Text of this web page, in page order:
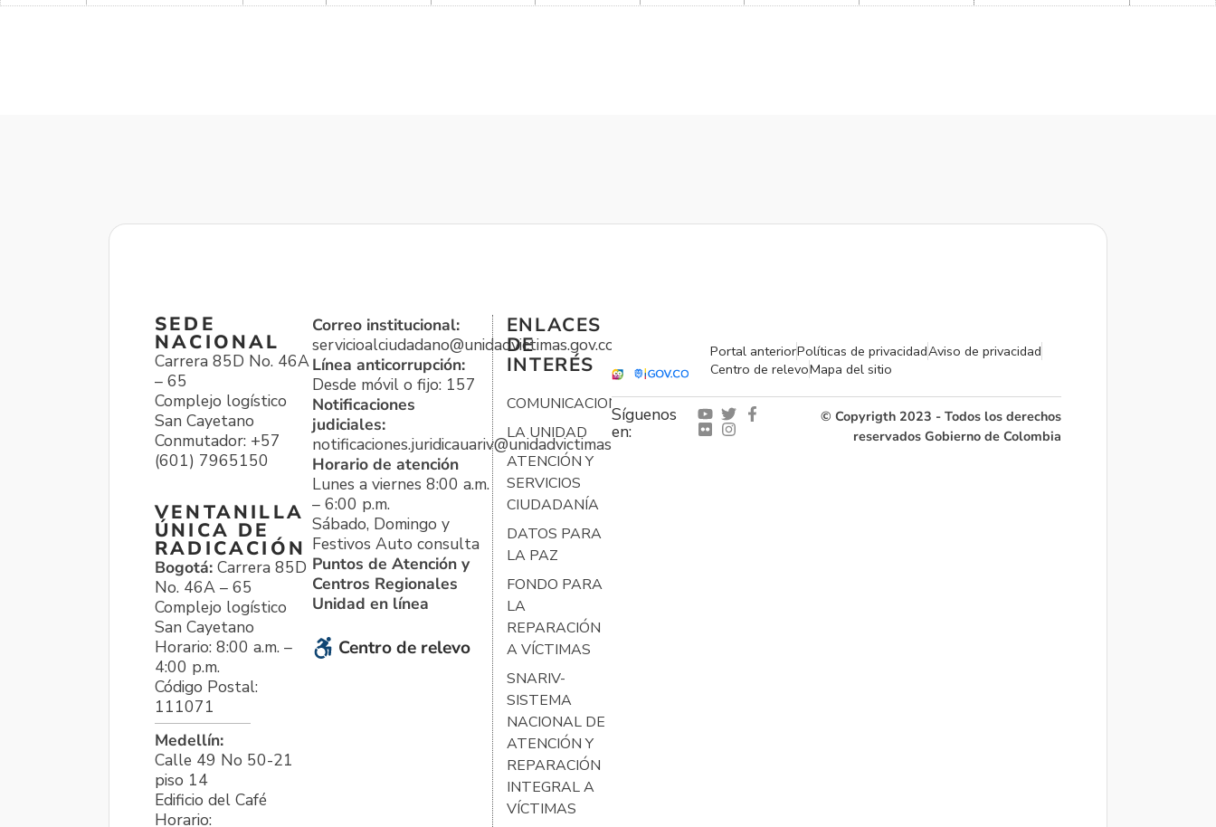
SEDE
NACIONAL
Carrera 85D No. 46A
– 65
Complejo logístico
San Cayetano
Conmutador: +57
(601) 7965150
VENTANILLA
ÚNICA DE
RADICACIÓN
Bogotá: Carrera 85D
No. 46A – 65
Complejo logístico
San Cayetano
Horario: 8:00 a.m. –
4:00 p.m.
Código Postal:
111071
Medellín:
Calle 49 No 50-21
piso 14
Edificio del Café
Horario:
Correo institucional:
servicioalciudadano@unidadvictimas.gov.co
Línea anticorrupción:
Desde móvil o fijo: 157
Notificaciones
judiciales:
notificaciones.juridicauariv@unidadvictimas.gov.co
Horario de atención
Lunes a viernes 8:00 a.m.
– 6:00 p.m.
Sábado, Domingo y
Festivos Auto consulta
Puntos de Atención y
Centros Regionales
Unidad en línea
Centro de relevo
ENLACES
DE
INTERÉS
COMUNICACIONES
LA UNIDAD
ATENCIÓN Y
SERVICIOS
CIUDADANÍA
DATOS PARA
LA PAZ
FONDO PARA
LA
REPARACIÓN
A VÍCTIMAS
SNARIV-
SISTEMA
NACIONAL DE
ATENCIÓN Y
REPARACIÓN
INTEGRAL A
VÍCTIMAS
Portal anteriorPolíticas de privacidadAviso de privacidad
Centro de relevoMapa del sitio
Síguenos
en:
© Copyrigth 2023 - Todos los derechos
reservados Gobierno de Colombia